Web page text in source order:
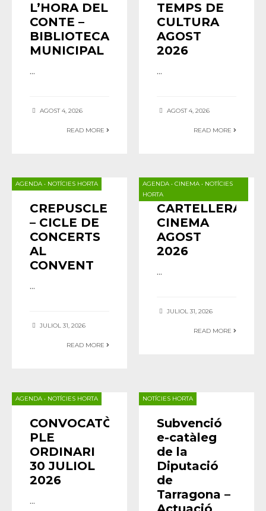
L’HORA DEL
CONTE –
BIBLIOTECA
MUNICIPAL
...
AGOST 4, 2026
READ MORE
TEMPS DE
CULTURA
AGOST
2026
...
AGOST 4, 2026
READ MORE
AGENDA • NOTÍCIES HORTA
CREPUSCLE
– CICLE DE
CONCERTS
AL
CONVENT
...
JULIOL 31, 2026
READ MORE
AGENDA •CINEMA • NOTÍCIES
HORTA
CARTELLERA
CINEMA
AGOST
2026
...
JULIOL 31, 2026
READ MORE
AGENDA • NOTÍCIES HORTA
CONVOCATÒRIA
PLE
ORDINARI
30 JULIOL
2026
...
NOTÍCIES HORTA
Subvenció
e-catàleg
de la
Diputació
de
Tarragona –